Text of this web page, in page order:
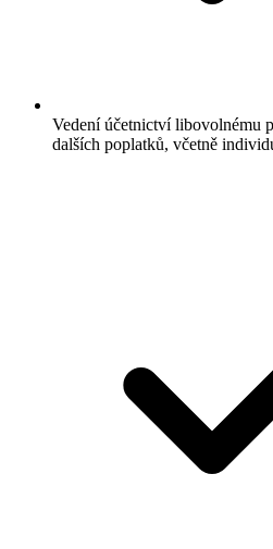
Vedení účetnictví libovolnému
dalších poplatků, včetně